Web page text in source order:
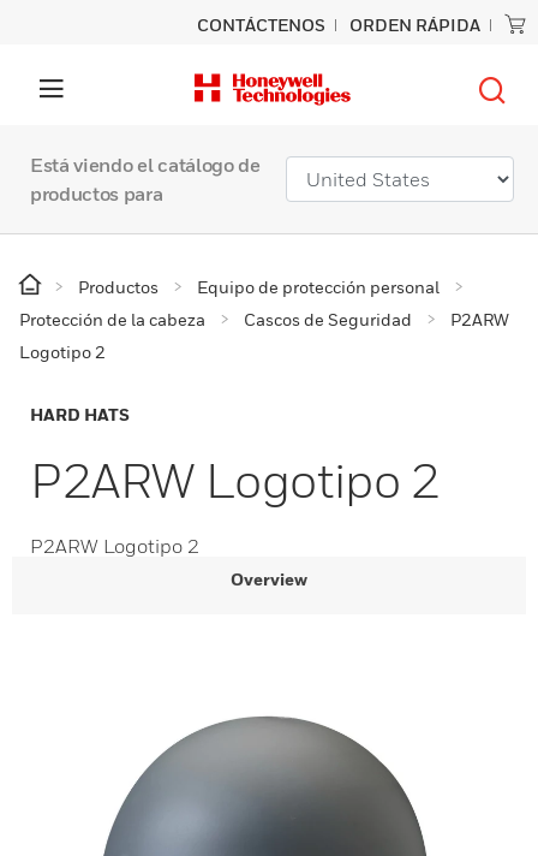
CONTÁCTENOS ORDEN RÁPIDA
Está viendo el catálogo de
productos para
Productos
Equipo de protección personal
Protección de la cabeza
Cascos de Seguridad
P2ARW
Logotipo 2
HARD HATS
P2ARW Logotipo 2
P2ARW Logotipo 2
Overview